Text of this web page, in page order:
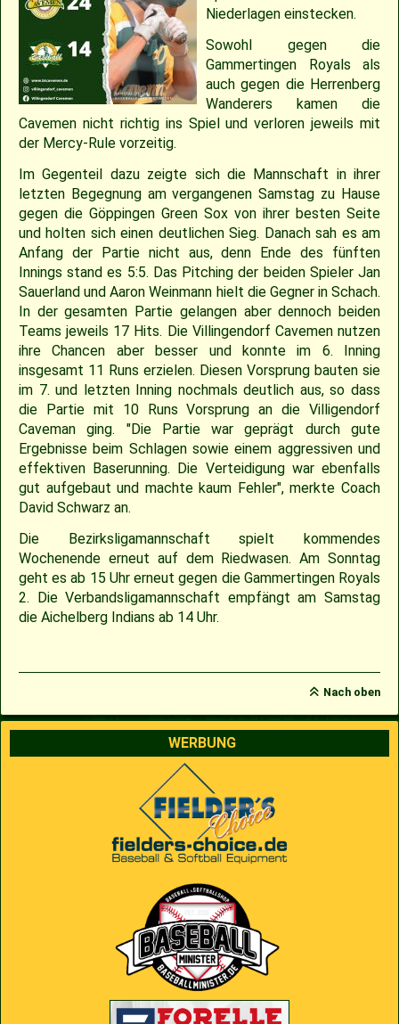
Niederlagen einstecken.
Sowohl gegen die
Gammertingen Royals als
auch gegen die Herrenberg
Wanderers kamen die
Cavemen nicht richtig ins Spiel und verloren jeweils mit
der Mercy-Rule vorzeitig.
Im Gegenteil dazu zeigte sich die Mannschaft in ihrer
letzten Begegnung am vergangenen Samstag zu Hause
gegen die Göppingen Green Sox von ihrer besten Seite
und holten sich einen deutlichen Sieg. Danach sah es am
Anfang der Partie nicht aus, denn Ende des fünften
Innings stand es 5:5. Das Pitching der beiden Spieler Jan
Sauerland und Aaron Weinmann hielt die Gegner in Schach.
In der gesamten Partie gelangen aber dennoch beiden
Teams jeweils 17 Hits. Die Villingendorf Cavemen nutzen
ihre Chancen aber besser und konnte im 6. Inning
insgesamt 11 Runs erzielen. Diesen Vorsprung bauten sie
im 7. und letzten Inning nochmals deutlich aus, so dass
die Partie mit 10 Runs Vorsprung an die Villigendorf
Caveman ging. "Die Partie war geprägt durch gute
Ergebnisse beim Schlagen sowie einem aggressiven und
effektiven Baserunning. Die Verteidigung war ebenfalls
gut aufgebaut und machte kaum Fehler", merkte Coach
David Schwarz an.
Die Bezirksligamannschaft spielt kommendes
Wochenende erneut auf dem Riedwasen. Am Sonntag
geht es ab 15 Uhr erneut gegen die Gammertingen Royals
2. Die Verbandsligamannschaft empfängt am Samstag
die Aichelberg Indians ab 14 Uhr.
Nach oben
WERBUNG
2018
2017
2016
2015
2014
2013
2012
2011
2010
2009
2007
22.04.2023 – Cavemen 2 vs Ulm Falcons
30.04.2022 – Softballspieltag 30.05.2019 – Jugendspiel in Ravensburg
11.05.2019 – Jugendspiel in Reutlingen
05.05.2019 – Landesligaspiel gegen die Ladenburg Romans
27.04.2019 – Jugendspiel in Gammertingen
14.06.2017 – Pfingstturnier Steinheim 2017
25.05.2017 – Jugendspiel gegen Herrenberg
21.05.2017 – Spiel gegen Neuenburg
06.05.2017 – Jugendspiel in Sindelfingen
08.04.2017 – Pokalauftakt gegen die Freiburg Knights
04.03.2017 – Jugendausflug Sensapolis
03.03.2017 – Jahreshauptversammlung
26./27.05.2012 – 25. Pfingstturnier in Steinheim
29.04.2012 – Landesliga Bretten Kangaroos vs. Cavemen
03.07.2011 – Softball-Landesligaspiel Cavemen vs. Nagold Mohawks
11./12.06.2011 – Jubiläumsturnier 25 Jahre Red Phantoms Steinheim
Sponsoring
Saison 2019
Saison 2018
Saison 2017
Saison 2016
Saison 2015
Saison 2014
Saison 2013
Saison 2012
Saison 2011
Saison 2010
Saison 2009
Jugend Landesliga I 2025
Slowpitch Softball RNL 2025
Spielberichte 2025
Cavemen-News 2025
Jugend Landesliga III 2024
Slowpitch Softball RNL 2024
Spielberichte 2024
Cavemen-News 2024
Jugend Landesliga III 2023
Spielberichte 2023
Cavemen-News 2023
Spielberichte 2022
Cavemen-News 2022
Cavemen-News 2013
Spielberichte 2012
Cavemen-News 2012